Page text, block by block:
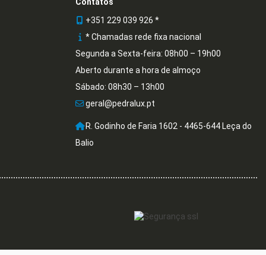
+351 229 039 926 *
* Chamadas rede fixa nacional
Segunda a Sexta-feira: 08h00 – 19h00
Aberto durante a hora de almoço
Sábado: 08h30 – 13h00
geral@pedralux.pt
R. Godinho de Faria 1602 - 4465-644 Leça do
Balio